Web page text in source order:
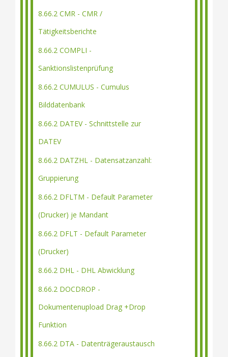
8.66.2 CMR - CMR /
Tätigkeitsberichte
8.66.2 COMPLI -
Sanktionslistenprüfung
8.66.2 CUMULUS - Cumulus
Bilddatenbank
8.66.2 DATEV - Schnittstelle zur
DATEV
8.66.2 DATZHL - Datensatzanzahl:
Gruppierung
8.66.2 DFLTM - Default Parameter
(Drucker) je Mandant
8.66.2 DFLT - Default Parameter
(Drucker)
8.66.2 DHL - DHL Abwicklung
8.66.2 DOCDROP -
Dokumentenupload Drag +Drop
Funktion
8.66.2 DTA - Datenträgeraustausch